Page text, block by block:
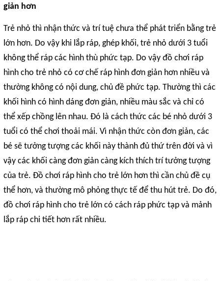
giản hơn
Trẻ nhỏ thì nhận thức và trí tuệ chưa thể phát triển bằng trẻ
lớn hơn. Do vậy khi lắp ráp, ghép khối, trẻ nhỏ dưới 3 tuổi
không thể ráp các hình thù phức tạp. Do vậy đồ chơi ráp
hình cho trẻ nhỏ có cơ chế ráp hình đơn giản hơn nhiều và
thường không có nội dung, chủ đề phức tạp. Thường thì các
khối hình có hình dáng đơn giản, nhiều màu sắc và chỉ có
thể xếp chồng lên nhau. Đó là cách thức các bé nhỏ dưới 3
tuổi có thể chơi thoải mái. Vì nhận thức còn đơn giản, các
bé sẽ tưởng tượng các khối này thành đủ thứ trên đời và vì
vậy các khối càng đơn giản càng kích thích trí tưởng tượng
của trẻ. Đồ chơi ráp hình cho trẻ lớn hơn thì cần chủ đề cụ
thể hơn, và thường mô phỏng thực tế để thu hút trẻ. Do đó,
đồ chơi ráp hình cho trẻ lớn có cách ráp phức tạp và mảnh
lắp ráp chi tiết hơn rất nhiều.